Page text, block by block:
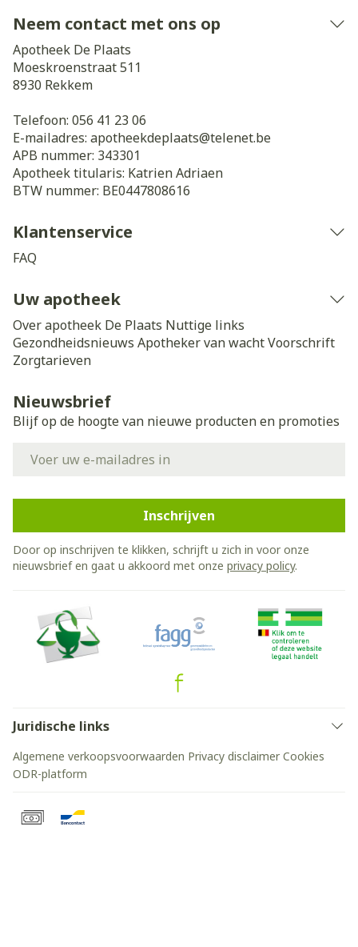
Neem contact met ons op
Apotheek De Plaats
Moeskroenstraat 511
8930 Rekkem
Telefoon: 056 41 23 06
E-mailadres: apotheekdeplaats@telenet.be
APB nummer: 343301
Apotheek titularis: Katrien Adriaen
BTW nummer: BE0447808616
Klantenservice
FAQ
Uw apotheek
Over apotheek De Plaats Nuttige links
Gezondheidsnieuws Apotheker van wachtVoorschrift
Zorgtarieven
Nieuwsbrief
Blijf op de hoogte van nieuwe producten en promoties
Inschrijven
Door op inschrijven te klikken, schrijft u zich in voor onze
nieuwsbrief en gaat u akkoord met onze privacy policy.
Juridische links
Algemene verkoopsvoorwaarden Privacy disclaimer Cookies
ODR-platform